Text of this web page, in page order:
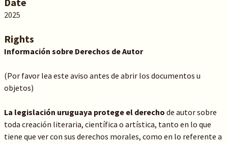
2025
Rights
Información sobre Derechos de Autor
(Por favor lea este aviso antes de abrir los documentos u
objetos)
La legislación uruguaya protege el derecho de autor sobre
toda creación literaria, científica o artística, tanto en lo que
tiene que ver con sus derechos morales, como en lo referente a